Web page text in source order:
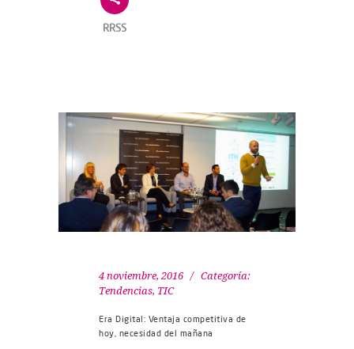
RRSS
4 noviembre, 2016
Categoría:
Tendencias, TIC
Era Digital: Ventaja competitiva de
hoy, necesidad del mañana